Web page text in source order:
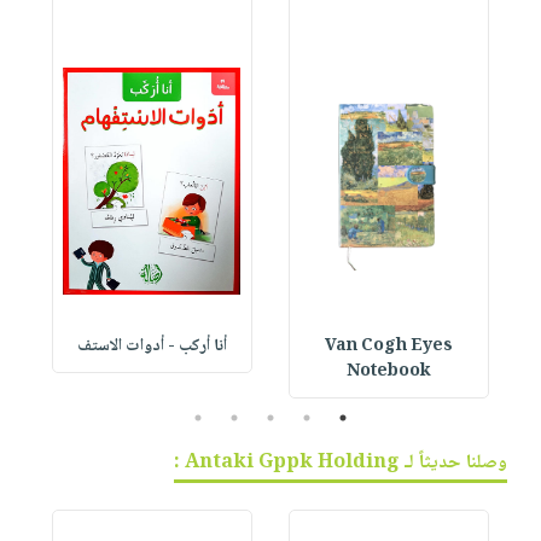
Van Cogh Eyes
Notebook
أنا أركب - أدوات الاستف
1
2
3
4
5
وصلنا حديثاً لـ Antaki Gppk Holding :